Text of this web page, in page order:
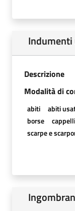
Indumenti
Descrizione
Modalità di
abiti abiti
borse
cappelli
scarpe e